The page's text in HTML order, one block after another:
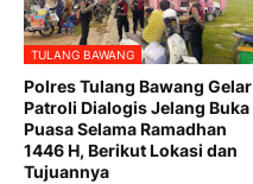
TULANG BAWANG
Polres Tulang Bawang Gelar
Patroli Dialogis Jelang Buka
Puasa Selama Ramadhan
1446 H, Berikut Lokasi dan
Tujuannya